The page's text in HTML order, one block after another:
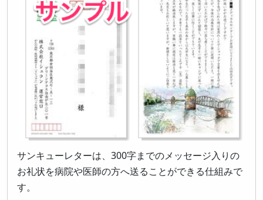
サンキューレターは、300字までのメッセージ入りの
お礼状を病院や医師の方へ送ることができる仕組みで
す。